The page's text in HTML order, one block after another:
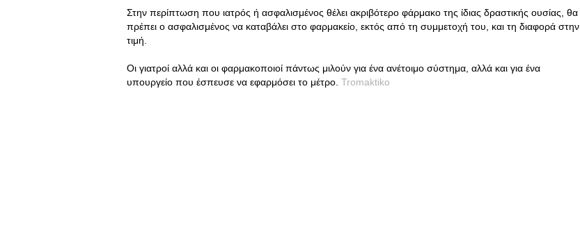
Στην περίπτωση που ιατρός ή ασφαλισμένος θέλει ακριβότερο φάρμακο της ίδιας δραστικής ουσίας, θα
πρέπει ο ασφαλισμένος να καταβάλει στο φαρμακείο, εκτός από τη συμμετοχή του, και τη διαφορά στην
τιμή.
Οι γιατροί αλλά και οι φαρμακοποιοί πάντως μιλούν για ένα ανέτοιμο σύστημα, αλλά και για ένα
υπουργείο που έσπευσε να εφαρμόσει το μέτρο. Tromaktiko